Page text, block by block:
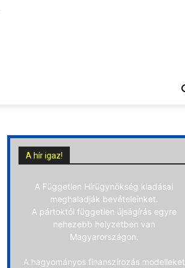
A hír igaz!
A Független Hírügynökség kiadásai
meghaladják bevételeinket.
A pártoktól független újságírás egyre
nehezebb helyzetben van
Magyarországon.
A hagyományos finanszírozás modelleket